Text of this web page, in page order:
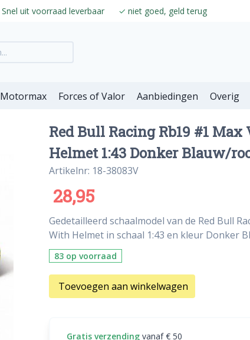
Snel uit voorraad leverbaar ✓ niet goed, geld terug
Motormax Forces of Valor Aanbiedingen Overig
Red Bull Racing Rb19 #1
Helmet 1:43 Donker Blauw/
Artikelnr: 18-38083V
28,95
Gedetailleerd schaalmodel van de Red Bull
With Helmet in schaal 1:43 en kleur Donker
83 op voorraad
Toevoegen aan winkelwagen
Gratis verzending vanaf € 50